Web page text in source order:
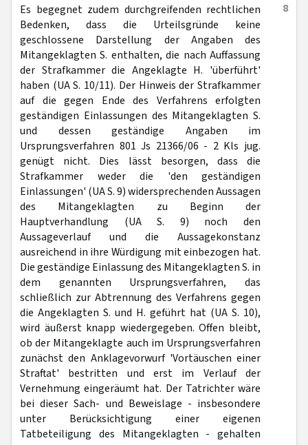
8
Es begegnet zudem durchgreifenden rechtlichen
Bedenken, dass die Urteilsgründe keine
geschlossene Darstellung der Angaben des
Mitangeklagten S. enthalten, die nach Auffassung
der Strafkammer die Angeklagte H. 'überführt'
haben (UA S. 10/11). Der Hinweis der Strafkammer
auf die gegen Ende des Verfahrens erfolgten
geständigen Einlassungen des Mitangeklagten S.
und dessen geständige Angaben im
Ursprungsverfahren 801 Js 21366/06 - 2 Kls jug.
genügt nicht. Dies lässt besorgen, dass die
Strafkammer weder die 'den geständigen
Einlassungen' (UA S. 9) widersprechenden Aussagen
des Mitangeklagten zu Beginn der
Hauptverhandlung (UA S. 9) noch den
Aussageverlauf und die Aussagekonstanz
ausreichend in ihre Würdigung mit einbezogen hat.
Die geständige Einlassung des Mitangeklagten S. in
dem genannten Ursprungsverfahren, das
schließlich zur Abtrennung des Verfahrens gegen
die Angeklagten S. und H. geführt hat (UA S. 10),
wird äußerst knapp wiedergegeben. Offen bleibt,
ob der Mitangeklagte auch im Ursprungsverfahren
zunächst den Anklagevorwurf 'Vortäuschen einer
Straftat' bestritten und erst im Verlauf der
Vernehmung eingeräumt hat. Der Tatrichter wäre
bei dieser Sach- und Beweislage - insbesondere
unter Berücksichtigung einer eigenen
Tatbeteiligung des Mitangeklagten - gehalten